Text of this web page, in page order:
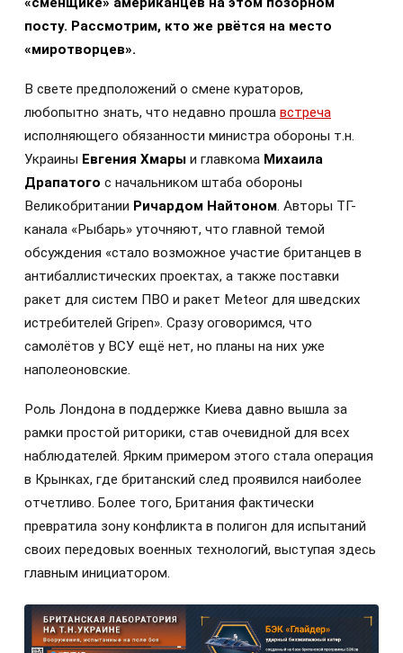
посту. Рассмотрим, кто же рвётся на место
«миротворцев».
В свете предположений о смене кураторов,
любопытно знать, что недавно прошла встреча
исполняющего обязанности министра обороны т.н.
Украины Евгения Хмары и главкома Михаила
Драпатого с начальником штаба обороны
Великобритании Ричардом Найтоном. Авторы ТГ-
канала «Рыбарь» уточняют, что главной темой
обсуждения «стало возможное участие британцев в
антибаллистических проектах, а также поставки
ракет для систем ПВО и ракет Meteor для шведских
истребителей Gripen». Сразу оговоримся, что
самолётов у ВСУ ещё нет, но планы на них уже
наполеоновские.
Роль Лондона в поддержке Киева давно вышла за
рамки простой риторики, став очевидной для всех
наблюдателей. Ярким примером этого стала операция
в Крынках, где британский след проявился наиболее
отчетливо. Более того, Британия фактически
превратила зону конфликта в полигон для испытаний
своих передовых военных технологий, выступая здесь
главным инициатором.